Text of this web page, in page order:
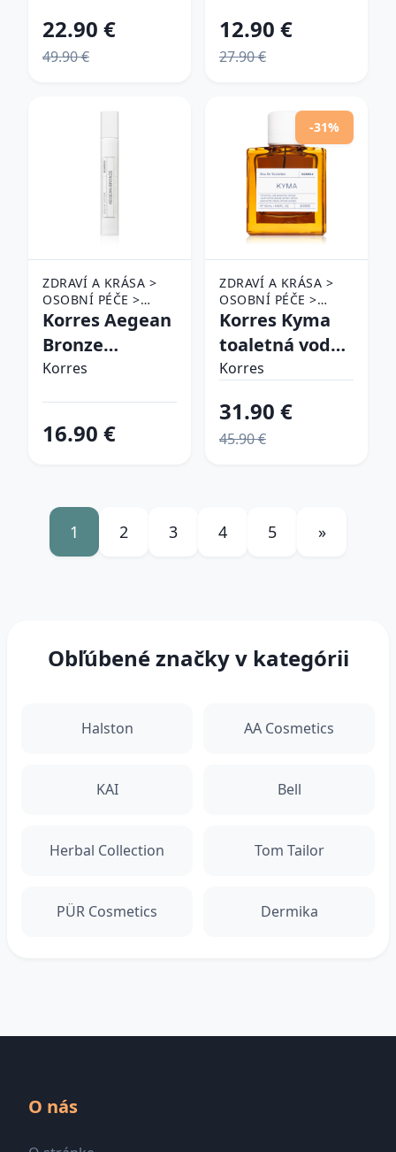
proti
príznakom
22.90 €
49.90 €
opaľovací krém
SPF 50 50 ml
12.90 €
27.90 €
ZDRAVÍ A KRÁSA >
OSOBNÍ PÉČE >
KOSMETIKA >
KOLÍNSKÉ VODY
Korres Aegean
Bronze
parfémovaná
Korres
16.90 €
-31%
ZDRAVÍ A KRÁSA >
OSOBNÍ PÉČE >
KOSMETIKA >
KOLÍNSKÉ VODY
Korres Kyma
toaletná voda
unisex 50 ml
Korres
31.90 €
45.90 €
1 2 3 4 5 »
Obľúbené značky v kategórii
Halston AA Cosmetics
KAI Bell
Herbal Collection Tom Tailor
PÜR Cosmetics Dermika
O nás